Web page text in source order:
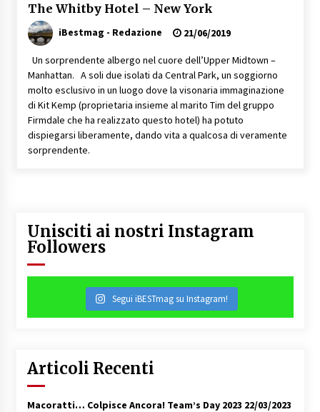
The Whitby Hotel – New York
iBestmag - Redazione 21/06/2019
Un sorprendente albergo nel cuore dell’Upper Midtown –
Manhattan. A soli due isolati da Central Park, un soggiorno
molto esclusivo in un luogo dove la visonaria immaginazione
di Kit Kemp (proprietaria insieme al marito Tim del gruppo
Firmdale che ha realizzato questo hotel) ha potuto
dispiegarsi liberamente, dando vita a qualcosa di veramente
sorprendente.
Unisciti ai nostri Instagram
Followers
Segui iBESTmag su Instagram!
Articoli Recenti
Macoratti… Colpisce Ancora! Team’s Day 2023 22/03/2023